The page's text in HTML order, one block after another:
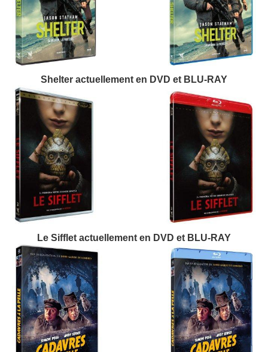
Shelter actuellement en DVD et BLU-RAY
Le Sifflet actuellement en DVD et BLU-RAY